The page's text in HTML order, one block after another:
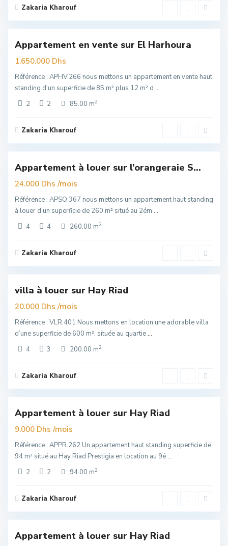
Zakaria Kharouf
Harhoura
Exclusivité
Appartement en vente sur El Harhoura
1.650.000 Dhs
Référence : APHV.266 nous mettons un appartement en vente haut
standing d’un superficie de 85 m² plus 12 m² d ...
2
2 85.00 m2
Zakaria Kharouf
Rabat
Exclusivité
Appartement à louer sur l’orangeraie S...
24.000 Dhs/mois
Référence : APSO.367 nous mettons un appartement haut standing
à louer d’un superficie de 260 m² situé au 2ém ...
4
4 260.00 m2
Zakaria Kharouf
Hay
Rabat
Exclusivité
villa à louer sur Hay Riad
20.000 Dhs/mois
Référence : VLR.401 Nous mettons en location une adorable villa
d’une superficie de 600 m², située au quartie...
4
3 200.00 m2
Zakaria Kharouf
Hay
Rabat
Exclusivité
Appartement à louer sur Hay Riad
9.000 Dhs/mois
Référence : APPR.262 Un appartement haut standing superficie de
94 m² situé au Hay Riad Prestigia en location au 9é...
2
2 94.00 m2
Zakaria Kharouf
Hay
Rabat
Exclusivité
Appartement à louer sur Hay Riad